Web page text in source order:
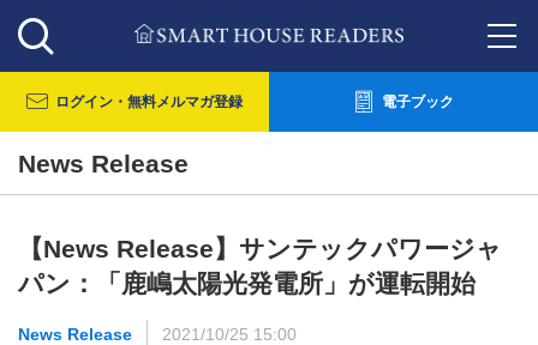
ログイン・ 無料メルマガ登録 電子ブック
News Release
【News Release】サンテックパワージャ
パン：「鹿嶋太陽光発電所」が運転開始
News Release 2021/10/25 15:00